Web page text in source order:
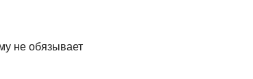
не обязывает